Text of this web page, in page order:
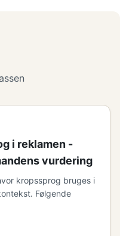
i reklamen -
vurdering
kropssprog bruges i
Følgende